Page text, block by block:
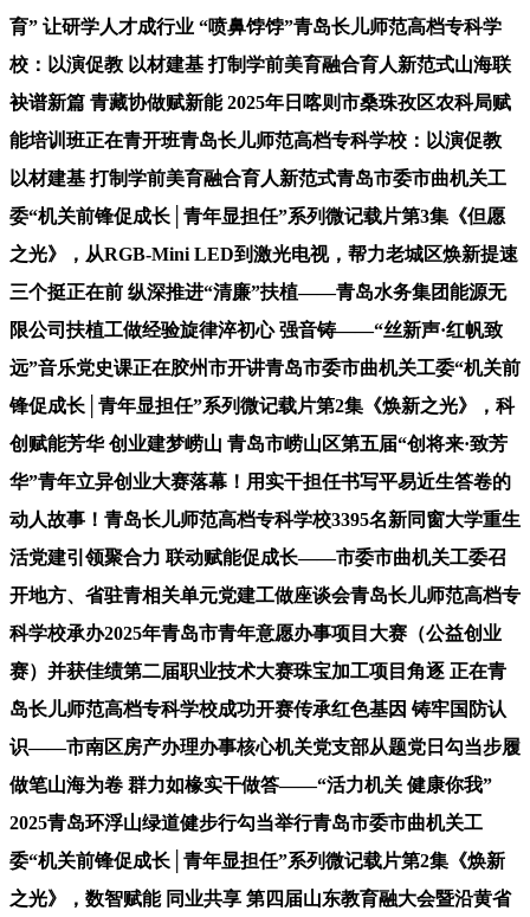
育” 让研学人才成行业 “喷鼻饽饽”青岛长儿师范高档专科学
校：以演促教 以材建基 打制学前美育融合育人新范式山海联
袂谱新篇 青藏协做赋新能 2025年日喀则市桑珠孜区农科局赋
能培训班正在青开班青岛长儿师范高档专科学校：以演促教
以材建基 打制学前美育融合育人新范式青岛市委市曲机关工
委“机关前锋促成长│青年显担任”系列微记载片第3集《但愿
之光》，从RGB-Mini LED到激光电视，帮力老城区焕新提速
三个挺正在前 纵深推进“清廉”扶植——青岛水务集团能源无
限公司扶植工做经验旋律淬初心 强音铸——“丝新声·红帆致
远”音乐党史课正在胶州市开讲青岛市委市曲机关工委“机关前
锋促成长│青年显担任”系列微记载片第2集《焕新之光》，科
创赋能芳华 创业建梦崂山 青岛市崂山区第五届“创将来·致芳
华”青年立异创业大赛落幕！用实干担任书写平易近生答卷的
动人故事！青岛长儿师范高档专科学校3395名新同窗大学重生
活党建引领聚合力 联动赋能促成长——市委市曲机关工委召
开地方、省驻青相关单元党建工做座谈会青岛长儿师范高档专
科学校承办2025年青岛市青年意愿办事项目大赛（公益创业
赛）并获佳绩第二届职业技术大赛珠宝加工项目角逐 正在青
岛长儿师范高档专科学校成功开赛传承红色基因 铸牢国防认
识——市南区房产办理办事核心机关党支部从题党日勾当步履
做笔山海为卷 群力如椽实干做答——“活力机关 健康你我”
2025青岛环浮山绿道健步行勾当举行青岛市委市曲机关工
委“机关前锋促成长│青年显担任”系列微记载片第2集《焕新
之光》，数智赋能 同业共享 第四届山东教育融大会暨沿黄省